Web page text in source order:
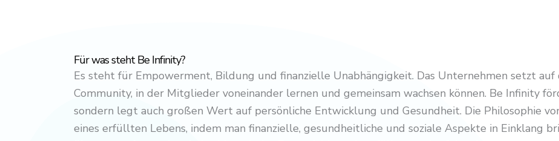
Für was steht Be Infinity?
Es steht für Empowerment, Bildung und finanzielle Unabhängigkeit. Das Unternehmen setzt
Community, in der Mitglieder voneinander lernen und gemeinsam wachsen können. Be Infinity
sondern legt auch großen Wert auf persönliche Entwicklung und Gesundheit. Die Philosophie
eines erfüllten Lebens, indem man finanzielle, gesundheitliche und soziale Aspekte in Einklang